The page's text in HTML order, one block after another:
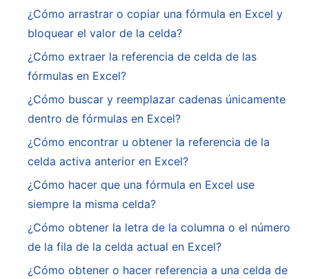
¿Cómo arrastrar o copiar una fórmula en Excel y
bloquear el valor de la celda?
¿Cómo extraer la referencia de celda de las
fórmulas en Excel?
¿Cómo buscar y reemplazar cadenas únicamente
dentro de fórmulas en Excel?
¿Cómo encontrar u obtener la referencia de la
celda activa anterior en Excel?
¿Cómo hacer que una fórmula en Excel use
siempre la misma celda?
¿Cómo obtener la letra de la columna o el número
de la fila de la celda actual en Excel?
¿Cómo obtener o hacer referencia a una celda de